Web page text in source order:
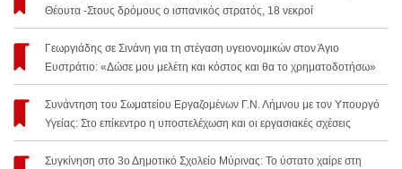
Θέουτα -Στους δρόμους ο ισπανικός στρατός, 18 νεκροί
Γεωργιάδης σε Σινάνη για τη στέγαση υγειονομικών στον Άγιο
Ευστράτιο: «Δώσε μου μελέτη και κόστος και θα το χρηματοδοτήσω»
Συνάντηση του Σωματείου Εργαζομένων Γ.Ν. Λήμνου με τον Υπουργό
Υγείας: Στο επίκεντρο η υποστελέχωση και οι εργασιακές σχέσεις
Συγκίνηση στο 3ο Δημοτικό Σχολείο Μύρινας: Το ύστατο χαίρε στη